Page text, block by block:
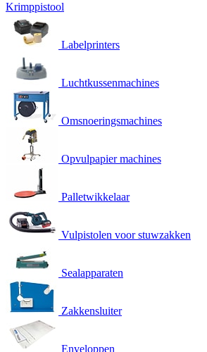
Krimppistool
Labelprinters
Luchtkussenmachines
Omsnoeringsmachines
Opvulpapier machines
Palletwikkelaar
Vulpistolen voor stuwzakken
Sealapparaten
Zakkensluiter
Enveloppen